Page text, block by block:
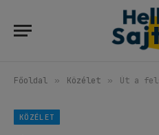
Főoldal » Közélet » Út a felsőoktatásba:
KÖZÉLET